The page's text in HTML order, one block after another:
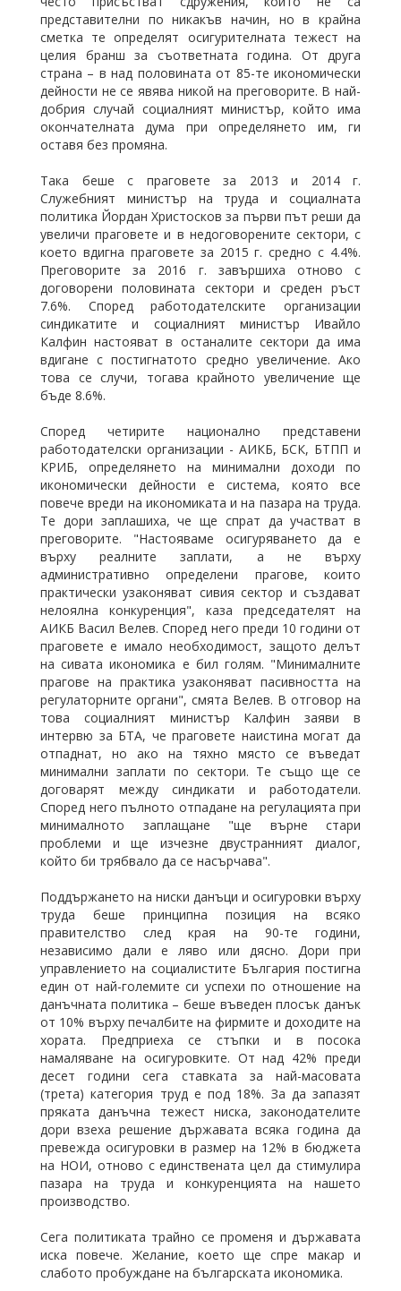
представителни по никакъв начин, но в крайна
сметка те определят осигурителната тежест на
целия бранш за съответната година. От друга
страна – в над половината от 85-те икономически
дейности не се явява никой на преговорите. В най-
добрия случай социалният министър, който има
окончателната дума при определянето им, ги
оставя без промяна.
Така беше с праговете за 2013 и 2014 г.
Служебният министър на труда и социалната
политика Йордан Христосков за първи път реши да
увеличи праговете и в недоговорените сектори, с
което вдигна праговете за 2015 г. средно с 4.4%.
Преговорите за 2016 г. завършиха отново с
договорени половината сектори и среден ръст
7.6%. Според работодателските организации
синдикатите и социалният министър Ивайло
Калфин настояват в останалите сектори да има
вдигане с постигнатото средно увеличение. Ако
това се случи, тогава крайното увеличение ще
бъде 8.6%.
Според четирите национално представени
работодателски организации - АИКБ, БСК, БТПП и
КРИБ, определянето на минимални доходи по
икономически дейности е система, която все
повече вреди на икономиката и на пазара на труда.
Те дори заплашиха, че ще спрат да участват в
преговорите. "Настояваме осигуряването да е
върху реалните заплати, а не върху
административно определени прагове, които
практически узаконяват сивия сектор и създават
нелоялна конкуренция", каза председателят на
АИКБ Васил Велев. Според него преди 10 години от
праговете е имало необходимост, защото делът
на сивата икономика е бил голям. "Минималните
прагове на практика узаконяват пасивността на
регулаторните органи", смята Велев. В отговор на
това социалният министър Калфин заяви в
интервю за БТА, че праговете наистина могат да
отпаднат, но ако на тяхно място се въведат
минимални заплати по сектори. Те също ще се
договарят между синдикати и работодатели.
Според него пълното отпадане на регулацията при
минималното заплащане "ще върне стари
проблеми и ще изчезне двустранният диалог,
който би трябвало да се насърчава".
Поддържането на ниски данъци и осигуровки върху
труда беше принципна позиция на всяко
правителство след края на 90-те години,
независимо дали е ляво или дясно. Дори при
управлението на социалистите България постигна
един от най-големите си успехи по отношение на
данъчната политика – беше въведен плосък данък
от 10% върху печалбите на фирмите и доходите на
хората. Предприеха се стъпки и в посока
намаляване на осигуровките. От над 42% преди
десет години сега ставката за най-масовата
(трета) категория труд е под 18%. За да запазят
пряката данъчна тежест ниска, законодателите
дори взеха решение държавата всяка година да
превежда осигуровки в размер на 12% в бюджета
на НОИ, отново с единствената цел да стимулира
пазара на труда и конкуренцията на нашето
производство.
Сега политиката трайно се променя и държавата
иска повече. Желание, което ще спре макар и
слабото пробуждане на българската икономика.